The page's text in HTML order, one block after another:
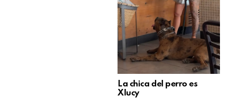
La chica del perro es
Xlucy